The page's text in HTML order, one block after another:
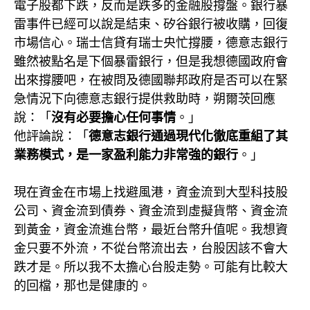
電子股都下跌，反而是跌多的金融股撐盤。銀行暴
雷事件已經可以說是結束、矽谷銀行被收購，回復
市場信心。瑞士信貸有瑞士央忙撐腰，德意志銀行
雖然被點名是下個暴雷銀行，但是我想德國政府會
出來撐腰吧，在被問及德國聯邦政府是否可以在緊
急情況下向德意志銀行提供救助時，朔爾茨回應
說：「沒有必要擔心任何事情 。」
他評論說：「德意志銀行通過現代化徹底重組了其
業務模式，是一家盈利能力非常強的銀行 。」
現在資金在市場上找避風港，資金流到大型科技股
公司、資金流到債券、資金流到虛擬貨幣、資金流
到黃金，資金流進台幣，最近台幣升值呢。我想資
金只要不外流，不從台幣流出去，台股因該不會大
跌才是。所以我不太擔心台股走勢。可能有比較大
的回檔，那也是健康的。